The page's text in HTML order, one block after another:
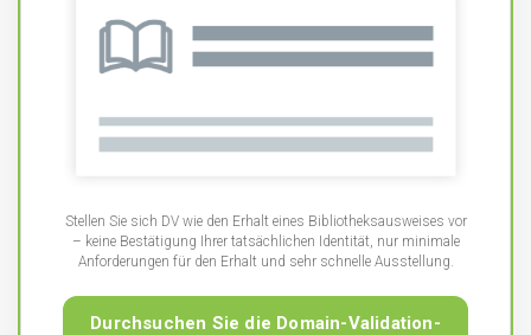
Stellen Sie sich DV wie den Erhalt eines Bibliotheksausweises vor
– keine Bestätigung Ihrer tatsächlichen Identität, nur minimale
Anforderungen für den Erhalt und sehr schnelle Ausstellung.
Durchsuchen Sie die Domain-Validation-